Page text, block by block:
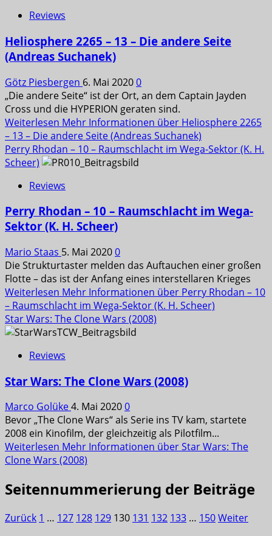
Reviews
Heliosphere 2265 – 13 – Die andere Seite
(Andreas Suchanek)
Götz Piesbergen 6. Mai 20200
„Die andere Seite“ ist der Ort, an dem Captain Jayden
Cross und die HYPERION geraten sind.
Weiterlesen Mehr Informationen über Heliosphere 2265
– 13 – Die andere Seite (Andreas Suchanek)
Perry Rhodan – 10 – Raumschlacht im Wega-Sektor (K. H.
Scheer)
Reviews
Perry Rhodan – 10 – Raumschlacht im Wega-
Sektor (K. H. Scheer)
Mario Staas 5. Mai 20200
Die Strukturtaster melden das Auftauchen einer großen
Flotte – das ist der Anfang eines interstellaren Krieges
Weiterlesen Mehr Informationen über Perry Rhodan – 10
– Raumschlacht im Wega-Sektor (K. H. Scheer)
Star Wars: The Clone Wars (2008)
Reviews
Star Wars: The Clone Wars (2008)
Marco Golüke4. Mai 20200
Bevor „The Clone Wars“ als Serie ins TV kam, startete
2008 ein Kinofilm, der gleichzeitig als Pilotfilm...
Weiterlesen Mehr Informationen über Star Wars: The
Clone Wars (2008)
Seitennummerierung der Beiträge
Zurück 1 … 127 128 129 130 131 132 133 … 150Weiter